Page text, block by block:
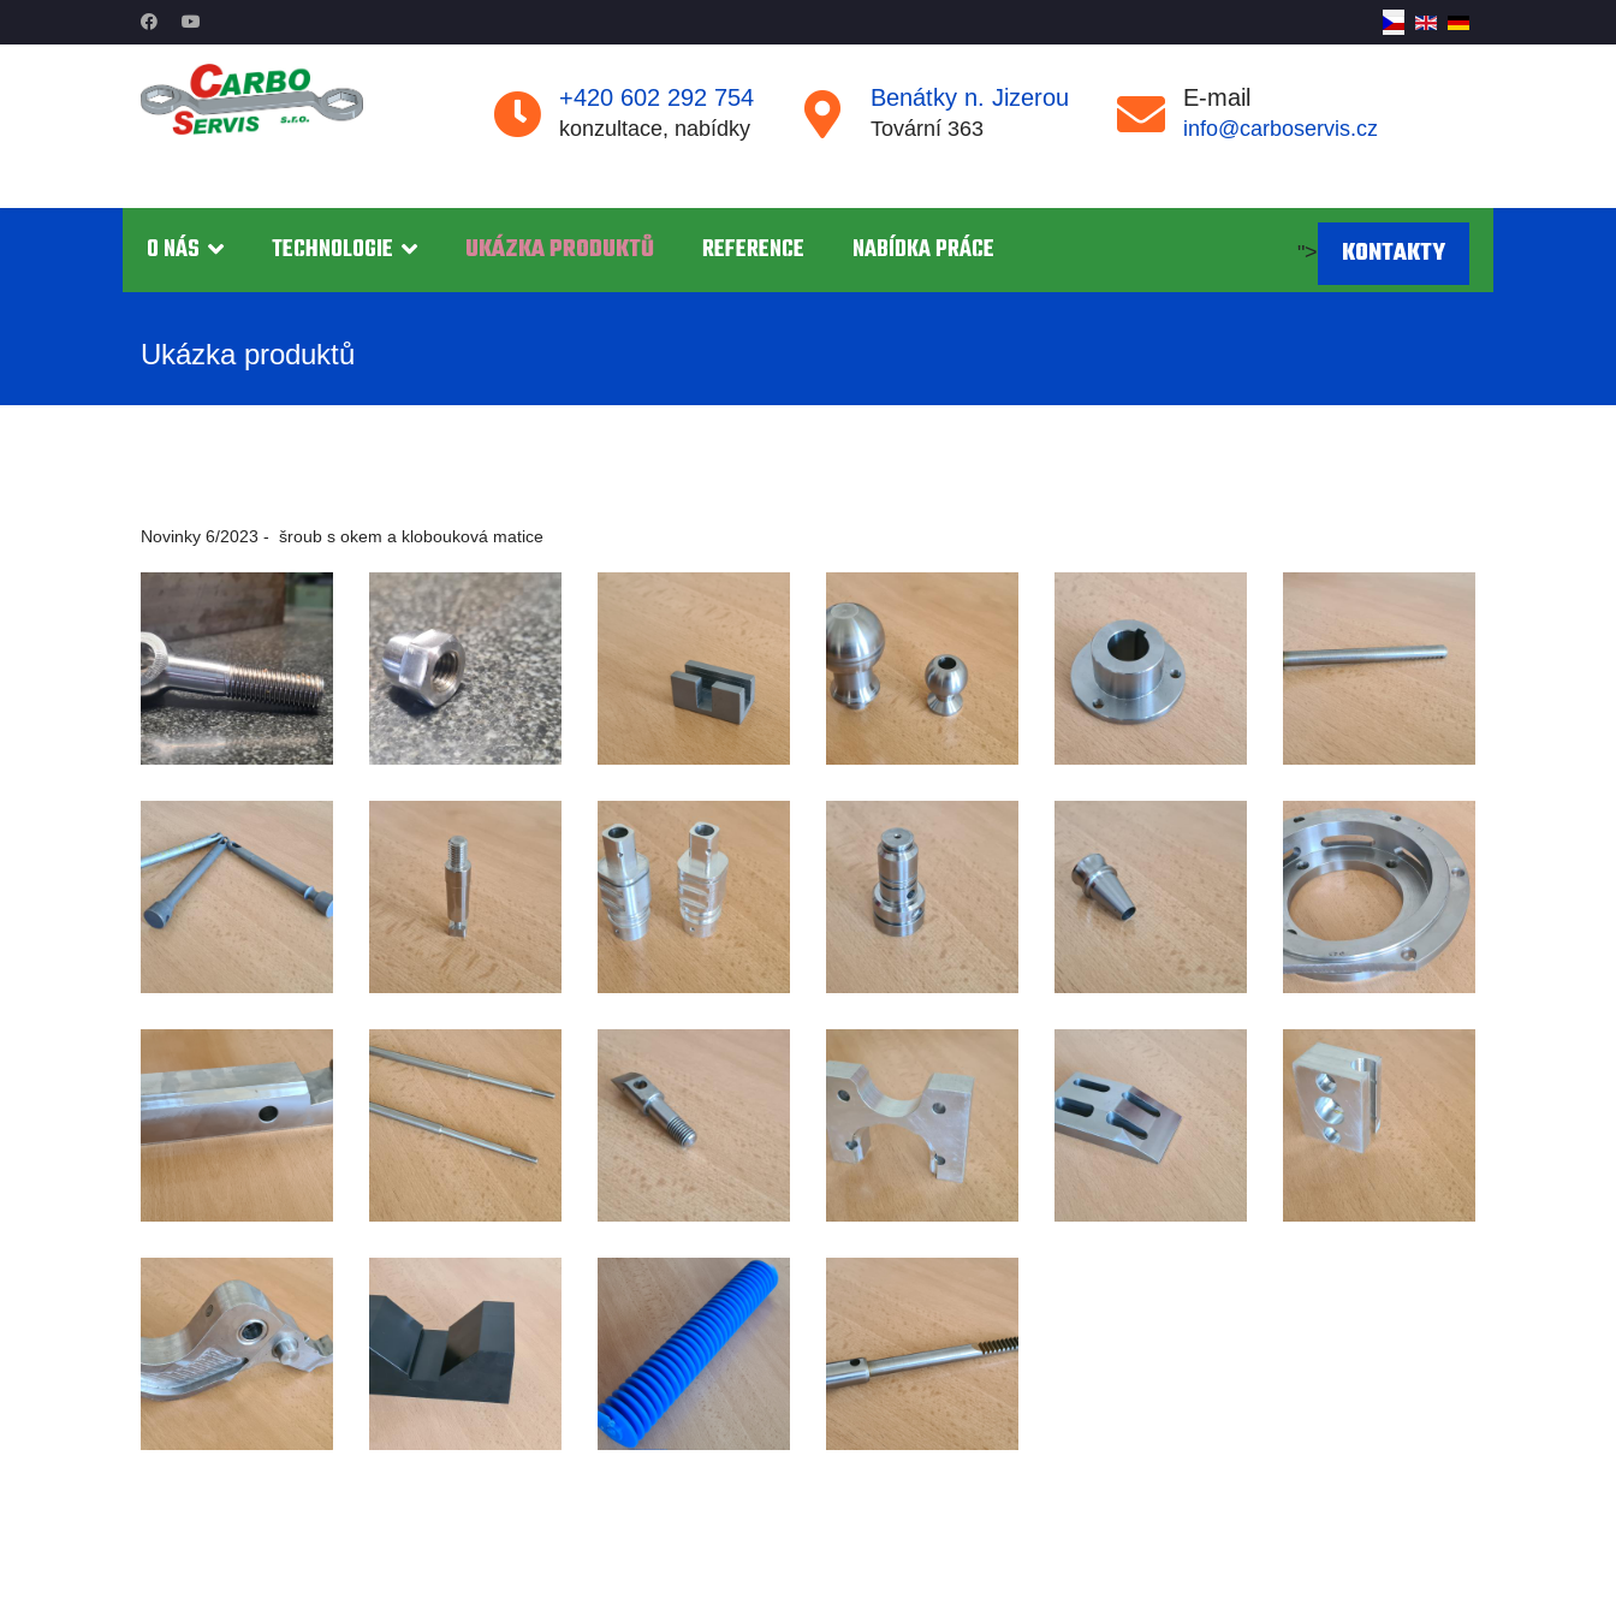
+420 602 292 754
konzultace, nabídky
Benátky n. Jizerou
Tovární 363
E-mail
info@carboservis.cz
O NÁS TECHNOLOGIE UKÁZKA PRODUKTŮ REFERENCE NABÍDKA PRÁCE "> KONTAKTY
Ukázka produktů
Novinky 6/2023 - šroub s okem a klobouková matice